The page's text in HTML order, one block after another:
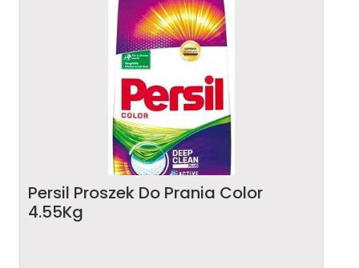
Persil Proszek Do Prania Color
4.55Kg